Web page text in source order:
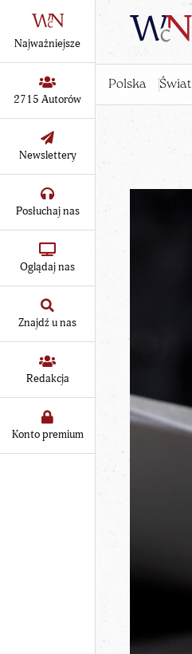
Polska Świat
Najważniejsze
2715 Autorów
Newslettery
Posłuchaj nas
Oglądaj nas
Znajdź u nas
Redakcja
Konto premium